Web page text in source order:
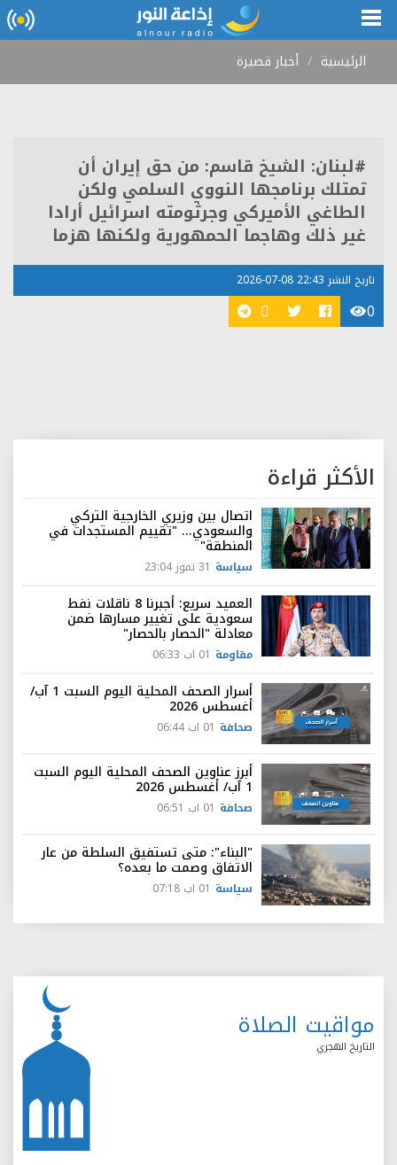
الرئيسية أخبار قصيرة
#لبنان: الشيخ قاسم: من حق إيران أن
تمتلك برنامجها النووي السلمي ولكن
الطاغي الأميركي وجرثومته اسرائيل أرادا
غير ذلك وهاجما الحمهورية ولكنها هزما
تاريخ النشر 22:43 08-07-2026
0
الأكثر قراءة
اتصال بين وزيري الخارجية التركي
والسعودي... "تقييم المستجدات في
المنطقة"
سياسة 31 تموز 23:04
العميد سريع: أجبرنا 8 ناقلات نفط
سعودية على تغيير مسارها ضمن
معادلة "الحصار بالحصار"
مقاومة 01 اب 06:33
أسرار الصحف المحلية اليوم السبت 1 آب/
أغسطس 2026
صحافة 01 اب 06:44
أبرز عناوين الصحف المحلية اليوم السبت
1 آب/ أغسطس 2026
صحافة 01 اب 06:51
"البناء": متى تستفيق السلطة من عار
الاتفاق وصمت ما بعده؟
سياسة 01 اب 07:18
مواقيت الصلاة
التاريخ الهجري